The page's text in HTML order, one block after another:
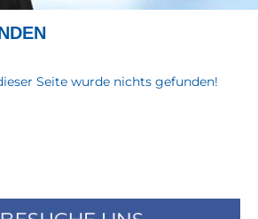
Seite wurde nichts gefunden!